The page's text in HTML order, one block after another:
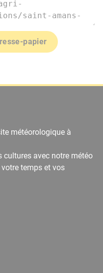
papier
météorologique à
cultures avec notre météo
votre temps et vos